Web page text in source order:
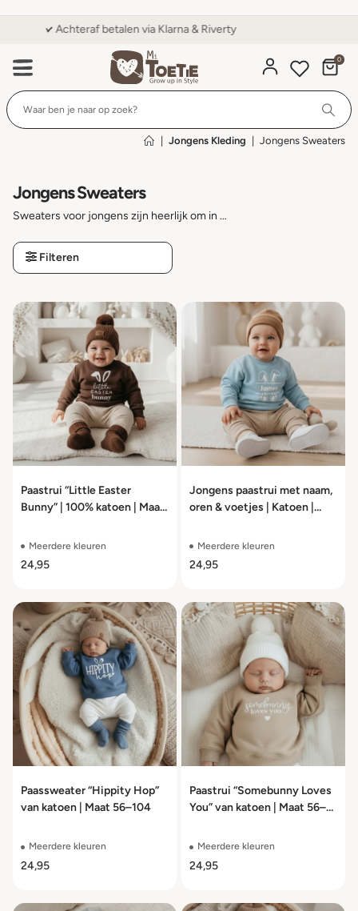
Klanten geven ons een 9,6 op Kiyoh
0
Jongens Kleding Jongens Sweaters
Jongens Sweaters
Sweaters voor jongens zijn heerlijk om in te loungen, in te sporten en in buiten te spelen. Bij Mi Toetie kun je voordelig de leukste jongens sweaters online bestellen.
Filteren
Paastrui “Little Easter
Bunny” | 100% katoen | Maat
Meerdere kleuren
24,95
Jongens paastrui met naam,
oren & voetjes | Katoen |
Meerdere kleuren
24,95
Paassweater “Hippity Hop”
van katoen | Maat 56–104
Meerdere kleuren
24,95
Paastrui “Somebunny Loves
You” van katoen | Maat 56–
Meerdere kleuren
24,95